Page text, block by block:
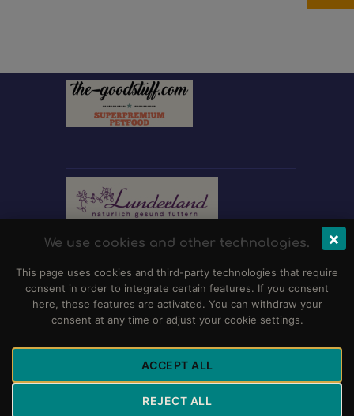
We use cookies and other technologies.
This page uses cookies and third-party technologies that require
consent in order to integrate certain features. If you consent
here, these features are activated. You can withdraw your
consent at any time or adjust your cookie settings.
ACCEPT ALL
REJECT ALL
×